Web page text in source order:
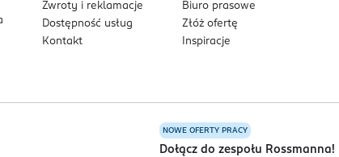
Zwroty i reklamacje
Dostępność usług
Kontakt
Biuro prasowe
Złóż ofertę
Inspiracje
NOWE OFERTY PRACY
Dołącz do zespołu Rossmanna!